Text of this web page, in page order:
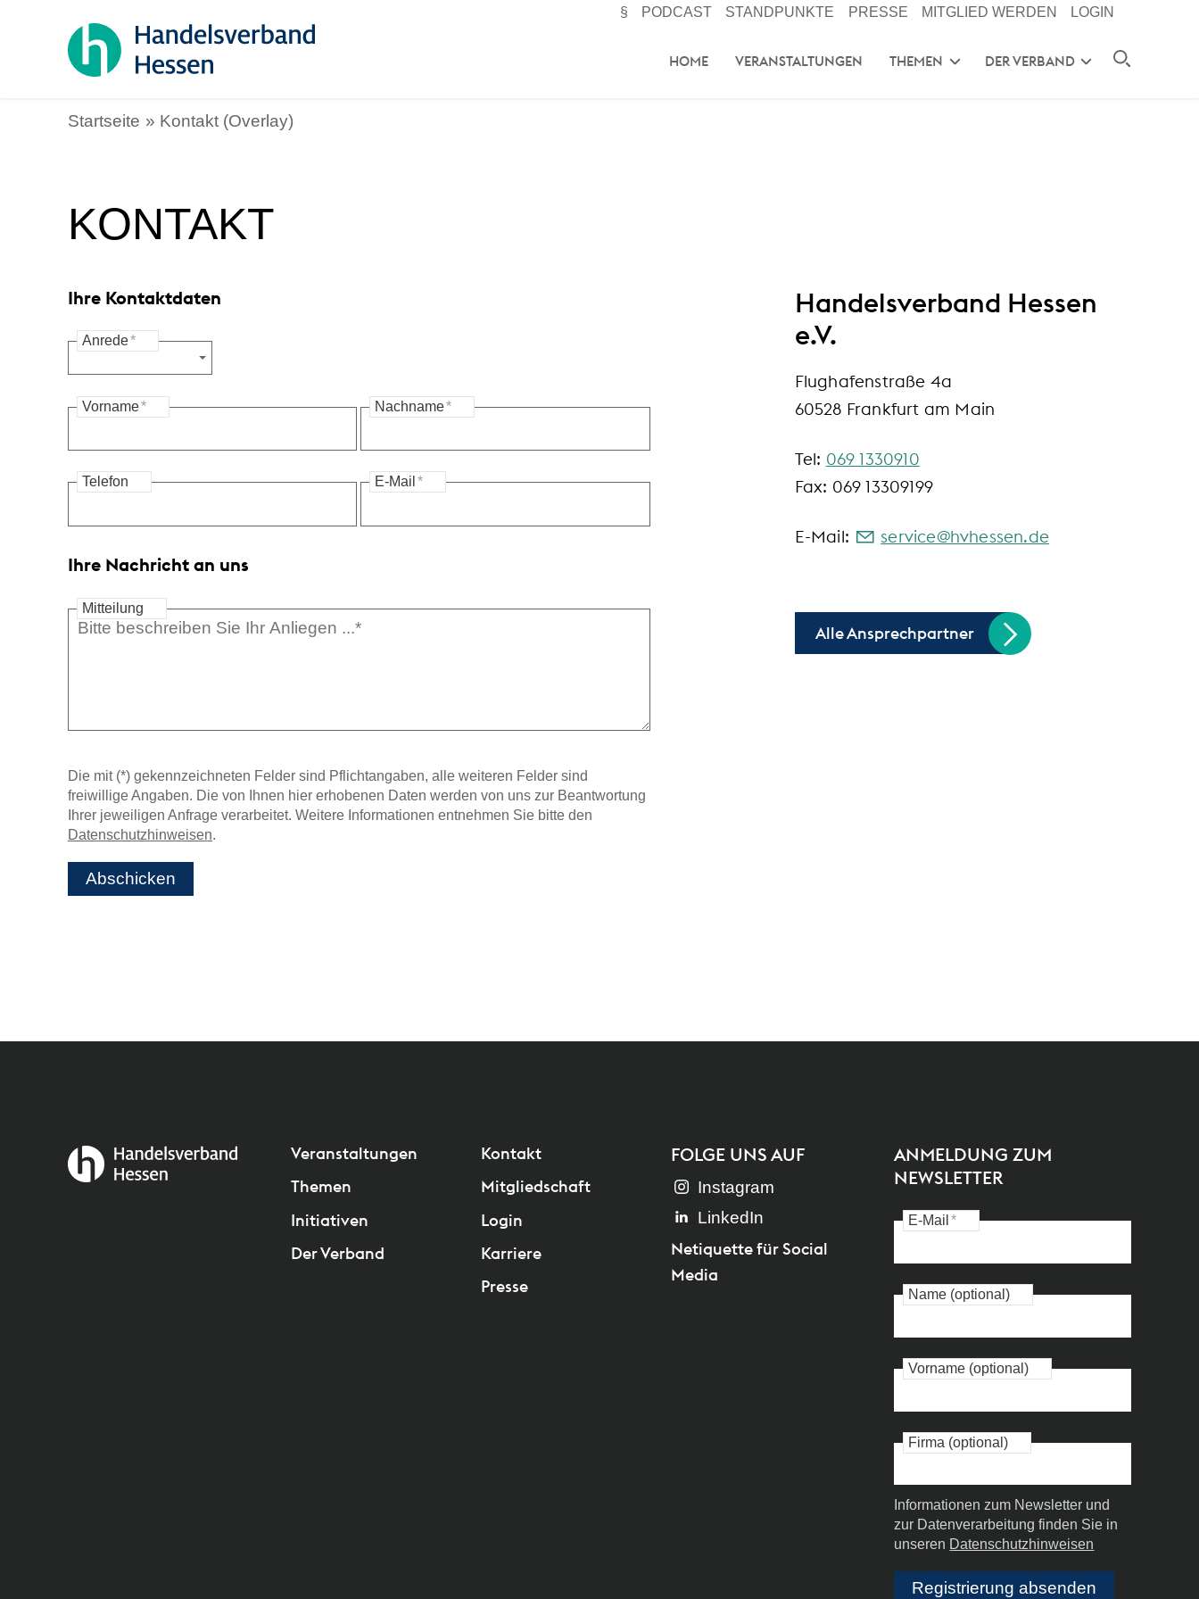
§ PODCAST STANDPUNKTE PRESSE MITGLIED WERDEN LOGIN
HOME VERANSTALTUNGEN THEMEN DER VERBAND
Startseite Kontakt (Overlay)
KONTAKT
Ihre Kontaktdaten
Anrede*
Vorname* Nachname*
Telefon E-Mail *
Ihre Nachricht an uns
Mitteilung
Die mit (*) gekennzeichneten Felder sind Pflichtangaben, alle weiteren Felder sind
freiwillige Angaben. Die von Ihnen hier erhobenen Daten werden von uns zur Beantwortung
Ihrer jeweiligen Anfrage verarbeitet. Weitere Informationen entnehmen Sie bitte den
Datenschutzhinweisen.
Abschicken
Handelsverband Hessen
e.V.
Flughafenstraße 4a
60528 Frankfurt am Main
Tel: 069 1330910
Fax: 069 13309199
E-Mail: s rvc hvh ss n d
Alle Ansprechpartner
Veranstaltungen
Themen
Initiativen
Der Verband
Kontakt
Mitgliedschaft
Login
Karriere
Presse
FOLGE UNS AUF
Instagram
LinkedIn
Netiquette für Social
Media
ANMELDUNG ZUM
NEWSLETTER
E-Mail *
Name (optional)
Vorname (optional)
Firma (optional)
Informationen zum Newsletter und
zur Datenverarbeitung finden Sie in
unseren Datenschutzhinweisen
Registrierung absenden